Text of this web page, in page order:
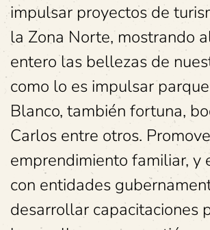
impulsar proyectos de
la Zona Norte, mostrando
entero las bellezas de
como lo es impulsar
Blanco, también fortuna,
Carlos entre otros.
emprendimiento familiar, y
con entidades
desarrollar capacitaciones